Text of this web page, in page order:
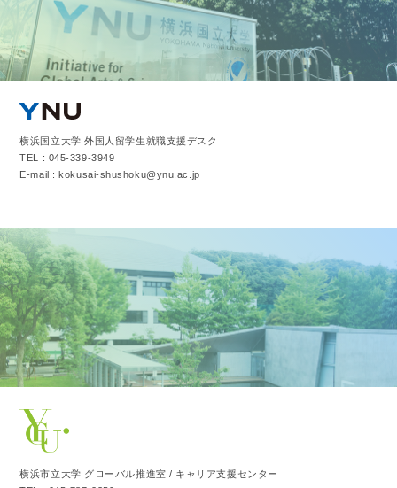
横浜国立大学 外国人留学生就職支援デスク
TEL : 045-339-3949
E-mail : kokusai-shushoku@ynu.ac.jp
横浜市立大学 グローバル推進室 / キャリア支援センター